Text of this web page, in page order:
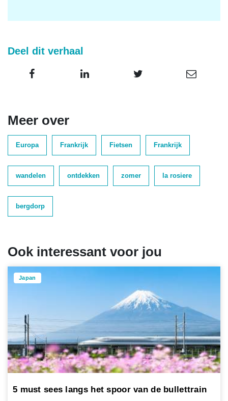
Deel dit verhaal
Meer over
Europa Frankrijk Fietsen Frankrijk
wandelen ontdekken zomer la rosiere
bergdorp
Ook interessant voor jou
Japan
5 must sees langs het spoor van de bullettrain